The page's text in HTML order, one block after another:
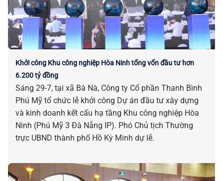
Khởi công Khu công nghiệp Hòa Ninh tổng vốn đầu tư hơn
6.200 tỷ đồng
Sáng 29-7, tại xã Bà Nà, Công ty Cổ phần Thanh Bình
Phú Mỹ tổ chức lễ khởi công Dự án đầu tư xây dựng
và kinh doanh kết cấu hạ tầng Khu công nghiệp Hòa
Ninh (Phú Mỹ 3 Đà Nẵng IP). Phó Chủ tịch Thường
trực UBND thành phố Hồ Kỳ Minh dự lễ.